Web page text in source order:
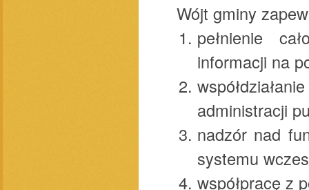
Wójt gminy
pełnienie
informacji na
administracji
nadzór nad
systemu
współpracę z